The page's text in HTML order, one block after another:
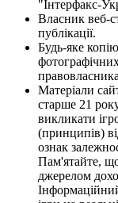
"Інтерфакс-
Власник веб-
публікації.
Будь-яке
Матеріали
старше 21
викликати
(принципів)
ознак
Пам'ятайте,
джерелом